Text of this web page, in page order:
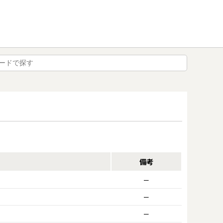
備考
ー
ー
ー